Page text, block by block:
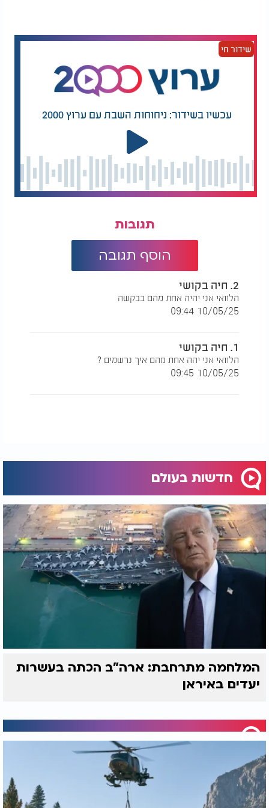
שידור חי
עכשיו בשידור: ניחוחות השבת עם ערוץ 2000
תגובות
הוסף תגובה
2. חיה בקושי
הלוואי אני יהיה אחת מהם בבקשה
10/05/25 09:44
1. חיה בקושי
הלוואי אני יהה אחת מהם איך נרשמים ?
10/05/25 09:45
חדשות בעולם
המלחמה מתרחבת: ארה"ב הכתה בעשרות
יעדים באיראן